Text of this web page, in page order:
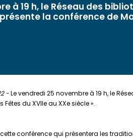
à 19 h, le Réseau des
la conférence de
-Le vendredi 25 novembre à 19 h, le
du XVIIe au XXe siècle ».
conférence qui présentera les